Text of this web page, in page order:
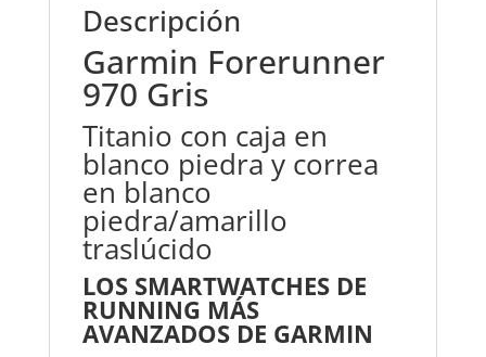
Descripción
Garmin Forerunner
970 Gris
Titanio con caja en
blanco piedra y correa
en blanco
piedra/amarillo
traslúcido
LOS SMARTWATCHES DE
RUNNING MÁS
AVANZADOS DE GARMIN